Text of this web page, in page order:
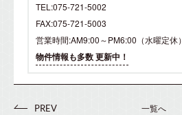
TEL:075-721-5002
FAX:075-721-5003
営業時間:AM9:00～PM6:00（水曜定休）
物件情報も多数 更新中！
PREV 一覧へ